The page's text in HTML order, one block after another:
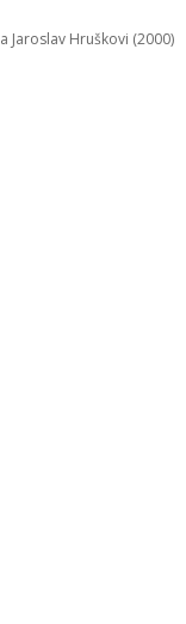
Jaroslav Hruškovi (2000)